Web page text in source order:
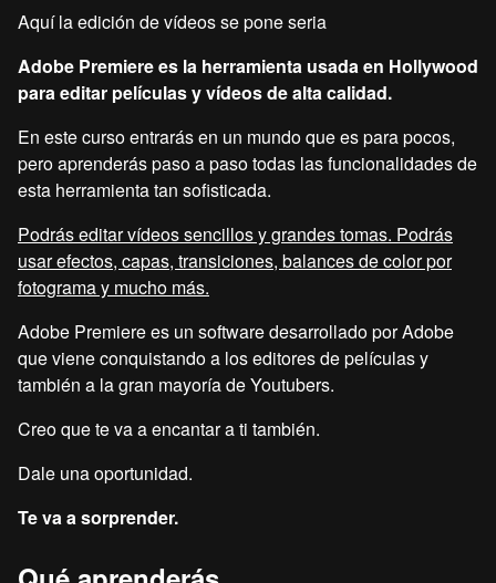
Aquí la edición de vídeos se pone seria
Adobe Premiere es la herramienta usada en Hollywood
para editar películas y vídeos de alta calidad.
En este curso entrarás en un mundo que es para pocos,
pero aprenderás paso a paso todas las funcionalidades de
esta herramienta tan sofisticada.
Podrás editar vídeos sencillos y grandes tomas. Podrás
usar efectos, capas, transiciones, balances de color por
fotograma y mucho más.
Adobe Premiere es un software desarrollado por Adobe
que viene conquistando a los editores de películas y
también a la gran mayoría de Youtubers.
Creo que te va a encantar a ti también.
Dale una oportunidad.
Te va a sorprender.